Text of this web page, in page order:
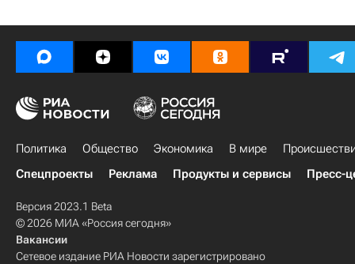
Политика Общество Экономика В мире
Спецпроекты
Реклама Продукты и сервисы Пресс-
Версия 2023.1 Beta
© 2026 МИА «Россия сегодня»
Вакансии
Сетевое издание РИА Новости зарегистрировано